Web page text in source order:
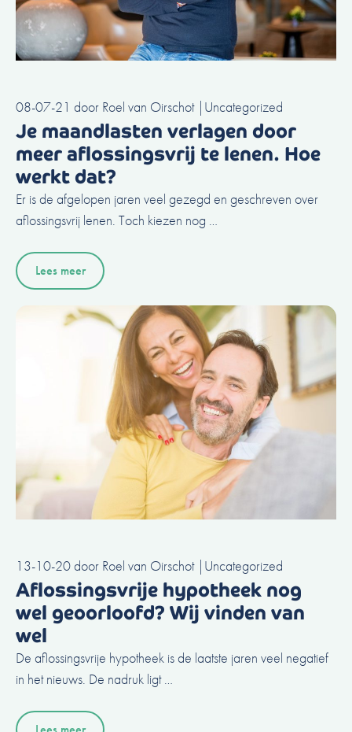
08-07-21 door Roel van Oirschot | Uncategorized
Je maandlasten verlagen door
meer aflossingsvrij te lenen. Hoe
werkt dat?
Er is de afgelopen jaren veel gezegd en geschreven over
aflossingsvrij lenen. Toch kiezen nog …
Lees meer
13-10-20door Roel van Oirschot | Uncategorized
Aflossingsvrije hypotheek nog
wel geoorloofd? Wij vinden van
wel
De aflossingsvrije hypotheek is de laatste jaren veel negatief
in het nieuws. De nadruk ligt …